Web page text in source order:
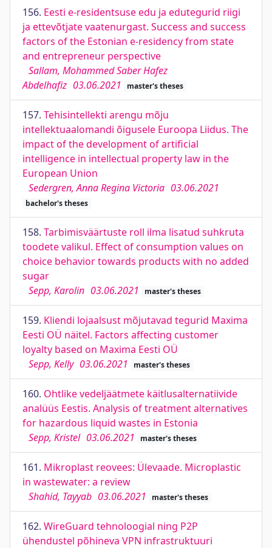
156. Eesti e-residentsuse edu ja edutegurid riigi
ja ettevõtjate vaatenurgast. Success and success
factors of the Estonian e-residency from state
and entrepreneur perspective
Sallam, Mohammed Saber Hafez
Abdelhafiz 03.06.2021 master's theses
157. Tehisintellekti arengu mõju
intellektuaalomandi õigusele Euroopa Liidus. The
impact of the development of artificial
intelligence in intellectual property law in the
European Union
Sedergren, Anna Regina Victoria 03.06.2021
bachelor's theses
158. Tarbimisväärtuste roll ilma lisatud suhkruta
toodete valikul. Effect of consumption values on
choice behavior towards products with no added
sugar
Sepp, Karolin 03.06.2021 master's theses
159. Kliendi lojaalsust mõjutavad tegurid Maxima
Eesti OÜ näitel. Factors affecting customer
loyalty based on Maxima Eesti OÜ
Sepp, Kelly 03.06.2021 master's theses
160. Ohtlike vedeljäätmete käitlusalternatiivide
analüüs Eestis. Analysis of treatment alternatives
for hazardous liquid wastes in Estonia
Sepp, Kristel 03.06.2021 master's theses
161. Mikroplast reovees: Ülevaade. Microplastic
in wastewater: a review
Shahid, Tayyab 03.06.2021 master's theses
162. WireGuard tehnoloogial ning P2P
ühendustel põhineva VPN infrastruktuuri